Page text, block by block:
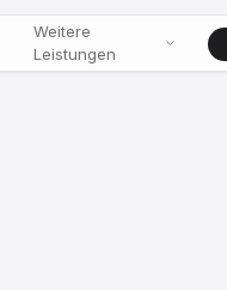
Weitere
Leistungen